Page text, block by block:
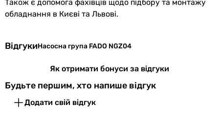
Повідомте нам про це!
носять ознайомлювальний характер і можуть змінюватися
відповідальності за зміни, внесені виробником.
Також є допомога фахівців щодо підбору та монтажу
обладнання в Києві та Львові.
ВідгукиНасосна група FADO NGZ04
Як отримати бонуси за відгуки
Будьте першим, хто напише відгук
Додати свій відгук